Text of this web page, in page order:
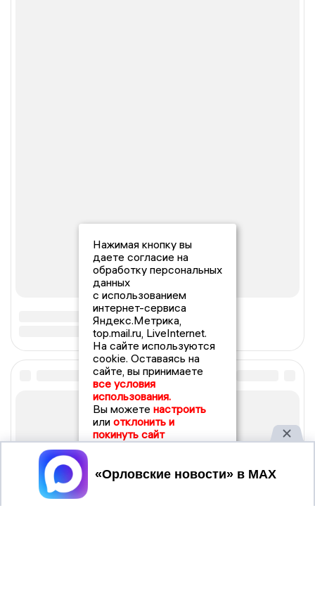
Нажимая кнопку вы
даете согласие на
обработку персональных
данных
с использованием
интернет-сервиса
Яндекс.Метрика,
top.mail.ru, LiveInternet.
На сайте используются
cookie. Оставаясь на
сайте, вы принимаете
все условия
использования.
Вы можете настроить
или отклонить и
покинуть сайт
Принять